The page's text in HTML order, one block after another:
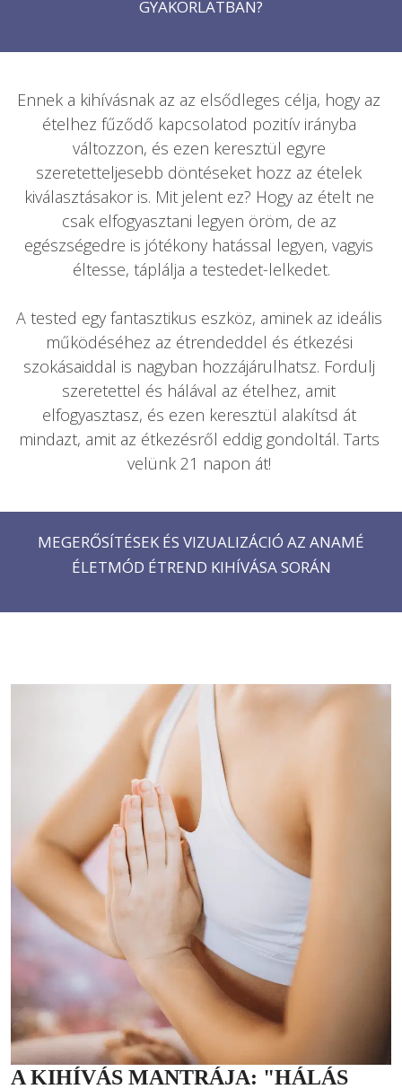
GYAKORLATBAN?
Ennek a kihívásnak az az elsődleges célja, hogy az
ételhez fűződő kapcsolatod pozitív irányba
változzon, és ezen keresztül egyre
szeretetteljesebb döntéseket hozz az ételek
kiválasztásakor is. Mit jelent ez? Hogy az ételt ne
csak elfogyasztani legyen öröm, de az
egészségedre is jótékony hatással legyen, vagyis
éltesse, táplálja a testedet-lelkedet.
A tested egy fantasztikus eszköz, aminek az ideális
működéséhez az étrendeddel és étkezési
szokásaiddal is nagyban hozzájárulhatsz. Fordulj
szeretettel és hálával az ételhez, amit
elfogyasztasz, és ezen keresztül alakítsd át
mindazt, amit az étkezésről eddig gondoltál. Tarts
velünk 21 napon át!
MEGERŐSÍTÉSEK ÉS VIZUALIZÁCIÓ AZ ANAMÉ
ÉLETMÓD ÉTREND KIHÍVÁSA SORÁN
A KIHÍVÁS MANTRÁJA: "HÁLÁS